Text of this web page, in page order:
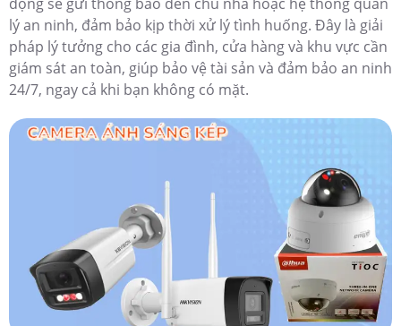
lý an ninh, đảm bảo kịp thời xử lý tình huống. Đây là giải
pháp lý tưởng cho các gia đình, cửa hàng và khu vực cần
giám sát an toàn, giúp bảo vệ tài sản và đảm bảo an ninh
24/7, ngay cả khi bạn không có mặt.